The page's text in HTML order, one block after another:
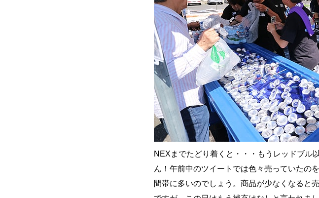
NEXまでたどり着くと・・・もうレッドブル
ん！午前中のツイートでは色々売っていたの
間帯に多いのでしょう。商品が少なくなると